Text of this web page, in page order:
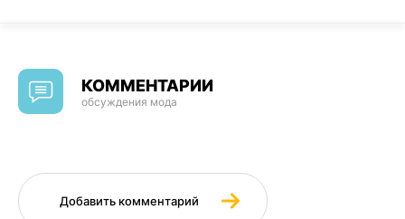
КОММЕНТАРИИ
обсуждения мода
Добавить комментарий